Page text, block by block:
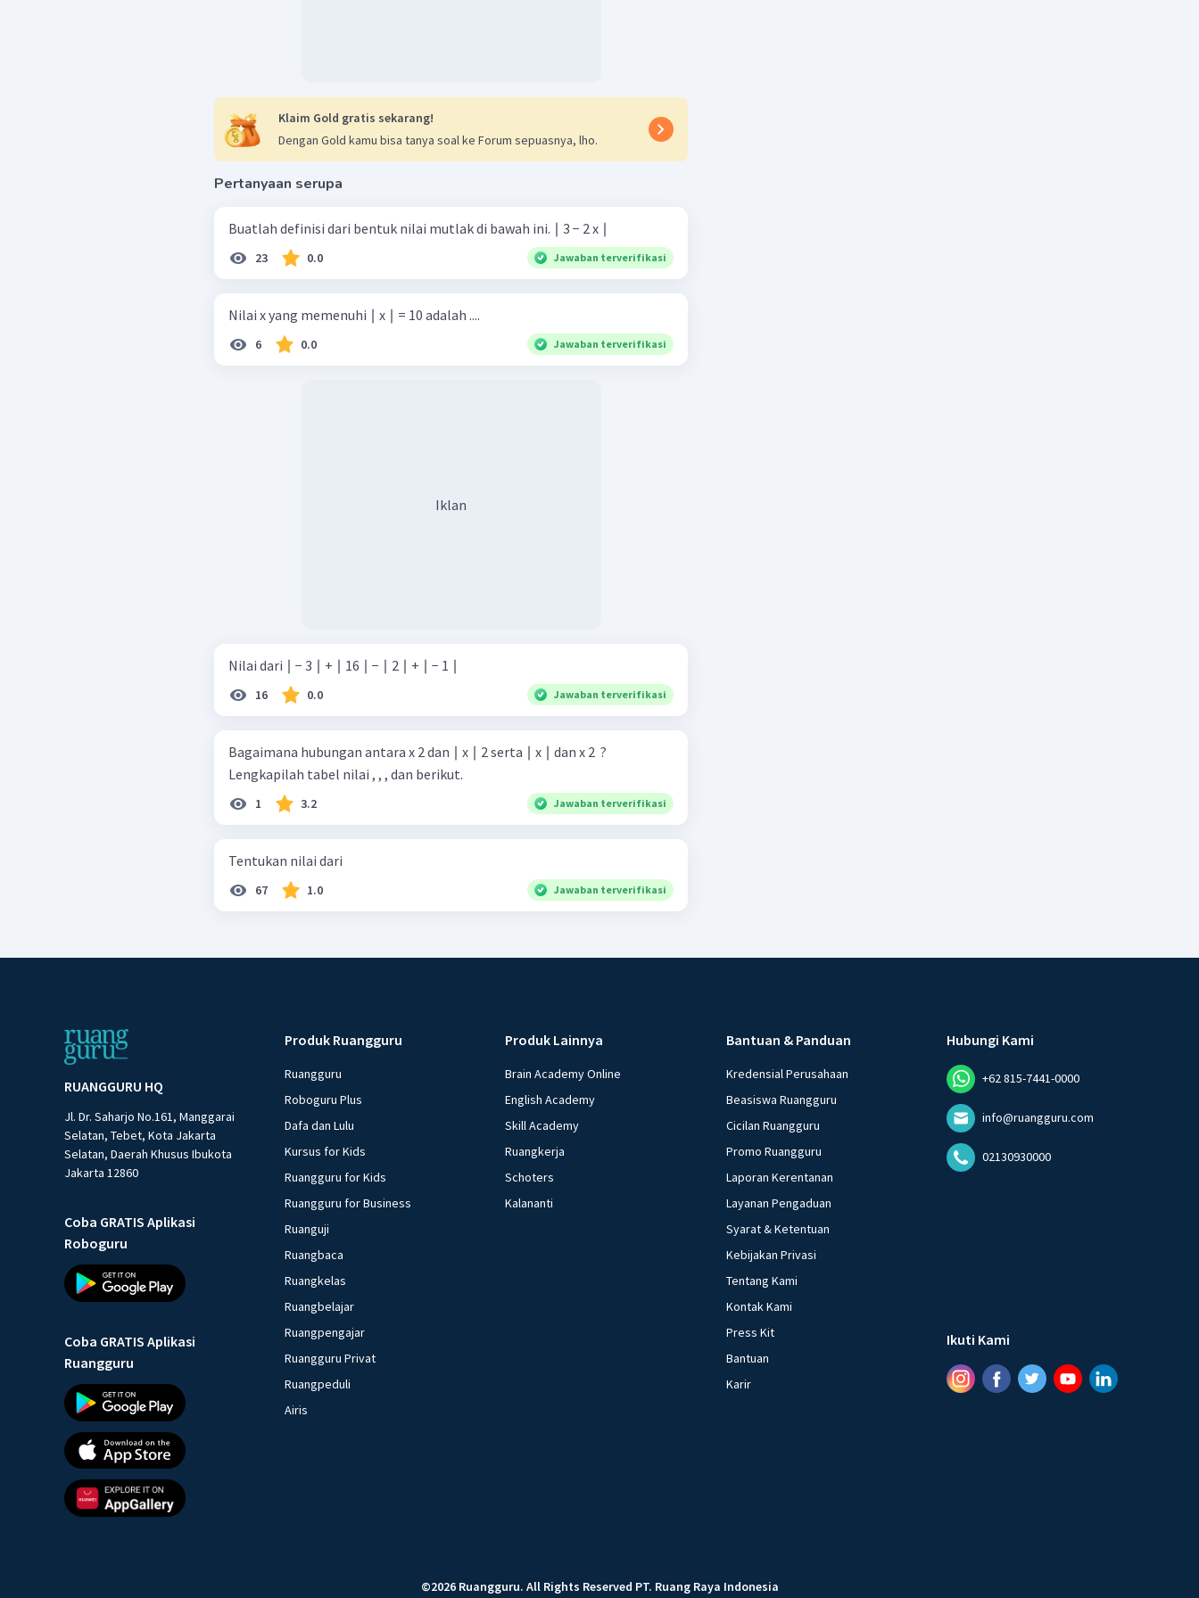
Klaim Gold gratis sekarang!
Dengan Gold kamu bisa tanya soal ke Forum sepuasnya, lho.
Pertanyaan serupa
Buatlah definisi dari bentuk nilai mutlak di bawah ini. ∣ 3 − 2 x ∣
23 0.0 Jawaban terverifikasi
Nilai x yang memenuhi ∣ x ∣ = 10 adalah ....
6 0.0 Jawaban terverifikasi
Iklan
Nilai dari ∣ − 3 ∣ + ∣ 16 ∣ − ∣ 2 ∣ + ∣ − 1 ∣
16 0.0 Jawaban terverifikasi
Bagaimana hubungan antara x 2 dan ∣ x ∣ 2 serta ∣ x ∣ dan x 2 ​ ?
Lengkapilah tabel nilai , , , dan berikut.
1 3.2 Jawaban terverifikasi
Tentukan nilai dari
67 1.0 Jawaban terverifikasi
RUANGGURU HQ
Jl. Dr. Saharjo No.161, Manggarai
Selatan, Tebet, Kota Jakarta
Selatan, Daerah Khusus Ibukota
Jakarta 12860
Coba GRATIS Aplikasi
Roboguru
Coba GRATIS Aplikasi
Ruangguru
Produk Ruangguru
Ruangguru
Roboguru Plus
Dafa dan Lulu
Kursus for Kids
Ruangguru for Kids
Ruangguru for Business
Ruanguji
Ruangbaca
Ruangkelas
Ruangbelajar
Ruangpengajar
Ruangguru Privat
Ruangpeduli
Airis
Produk Lainnya
Brain Academy Online
English Academy
Skill Academy
Ruangkerja
Schoters
Kalananti
Bantuan & Panduan
Kredensial Perusahaan
Beasiswa Ruangguru
Cicilan Ruangguru
Promo Ruangguru
Laporan Kerentanan
Layanan Pengaduan
Syarat & Ketentuan
Kebijakan Privasi
Tentang Kami
Kontak Kami
Press Kit
Bantuan
Karir
Hubungi Kami
+62 815-7441-0000
info@ruangguru.com
02130930000
Ikuti Kami
©2026 Ruangguru. All Rights Reserved PT. Ruang Raya Indonesia